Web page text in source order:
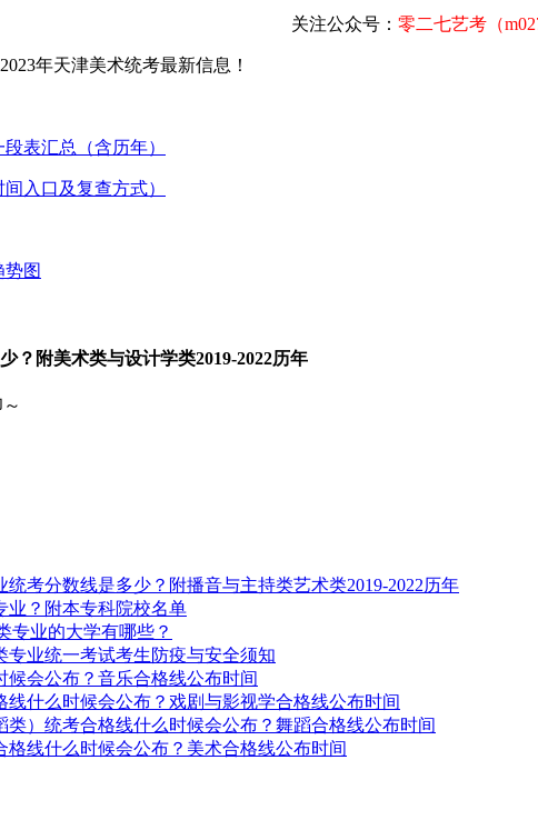
关注公众号： 零二七艺考（
年天津美术统考最新信息！
表汇总（含历年）
入口及复查方式）
势图
？附美术类与设计学类2019-2022历年
考分数线是多少？附播音与主持类艺术类2019-2022历年
业？附本专科院校名单
专业的大学有哪些？
专业统一考试考生防疫与安全须知
候会公布？音乐合格线公布时间
线什么时候会公布？戏剧与影视学合格线公布时间
类）统考合格线什么时候会公布？舞蹈合格线公布时间
格线什么时候会公布？美术合格线公布时间